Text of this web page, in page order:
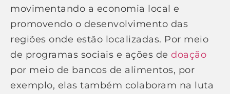
movimentando a economia local e
promovendo o desenvolvimento das
regiões onde estão localizadas. Por meio
de programas sociais e ações de doação
por meio de bancos de alimentos, por
exemplo, elas também colaboram na luta